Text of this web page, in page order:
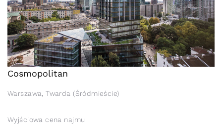
Cosmopolitan
Warszawa, Twarda (Śródmieście)
Wyjściowa cena najmu